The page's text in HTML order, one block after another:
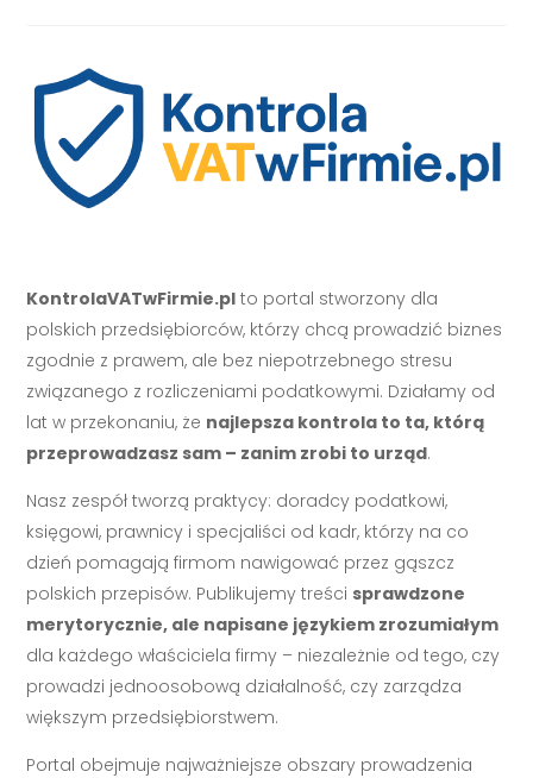
KontrolaVATwFirmie.pl to portal stworzony dla
polskich przedsiębiorców, którzy chcą prowadzić biznes
zgodnie z prawem, ale bez niepotrzebnego stresu
związanego z rozliczeniami podatkowymi. Działamy od
lat w przekonaniu, że najlepsza kontrola to ta, którą
przeprowadzasz sam – zanim zrobi to urząd.
Nasz zespół tworzą praktycy: doradcy podatkowi,
księgowi, prawnicy i specjaliści od kadr, którzy na co
dzień pomagają firmom nawigować przez gąszcz
polskich przepisów. Publikujemy treści sprawdzone
merytorycznie, ale napisane językiem zrozumiałym
dla każdego właściciela firmy – niezależnie od tego, czy
prowadzi jednoosobową działalność, czy zarządza
większym przedsiębiorstwem.
Portal obejmuje najważniejsze obszary prowadzenia